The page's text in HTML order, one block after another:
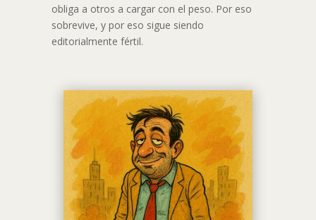
obliga a otros a cargar con el peso. Por eso
sobrevive, y por eso sigue siendo
editorialmente fértil.